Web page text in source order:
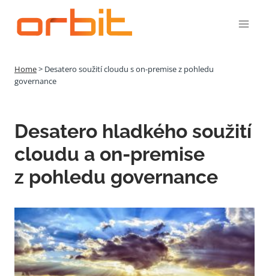
obsah
Home> Desatero soužití cloudu s on-premise z pohledu
governance
Desatero hladkého soužití
cloudu a on-premise
z pohledu governance